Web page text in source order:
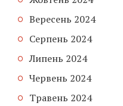
Вересень 2024
Серпень 2024
Липень 2024
Червень 2024
Травень 2024